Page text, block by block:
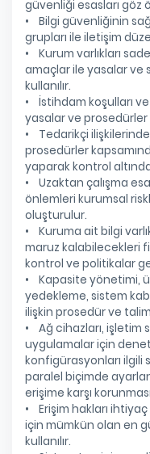
güvenliği esasları
• Bilgi güvenliğinin
grupları ile iletişim
• Kurum varlıkları
amaçlar ile yasalar ve
kullanılır.
• İstihdam koşulları
yasalar ve prosedürler
• Tedarikçi
prosedürler
yaparak kontrol
• Uzaktan çalışma
önlemleri kurumsal
oluşturulur.
• Kuruma ait bilgi
maruz kalabilecekleri
kontrol ve politikalar
• Kapasite yönetimi,
yedekleme, sistem
ilişkin prosedür ve
• Ağ cihazları, işletim
uygulamalar için
konfigürasyonları ilgili
paralel biçimde
erişime karşı
• Erişim hakları
için mümkün olan en
kullanılır.